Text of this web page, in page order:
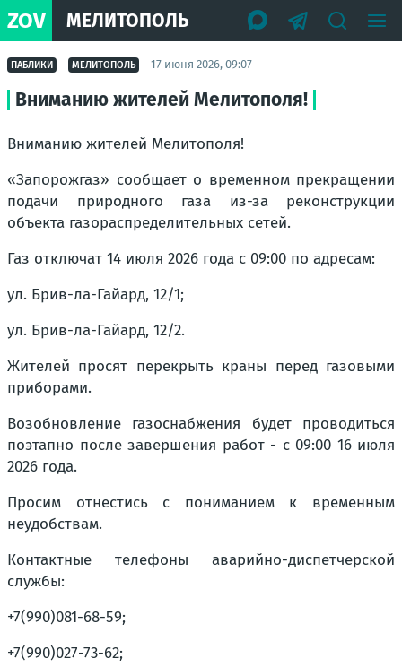
ZOV МЕЛИТОПОЛЬ
ПАБЛИКИ МЕЛИТОПОЛЬ 17 июня 2026, 09:07
Вниманию жителей Мелитополя!
Вниманию жителей Мелитополя!
«Запорожгаз» сообщает о временном прекращении
подачи природного газа из-за реконструкции
объекта газораспределительных сетей.
Газ отключат 14 июля 2026 года с 09:00 по адресам:
ул. Брив-ла-Гайард, 12/1;
ул. Брив-ла-Гайард, 12/2.
Жителей просят перекрыть краны перед газовыми
приборами.
Возобновление газоснабжения будет проводиться
поэтапно после завершения работ - с 09:00 16 июля
2026 года.
Просим отнестись с пониманием к временным
неудобствам.
Контактные телефоны аварийно-диспетчерской
службы:
+7(990)081-68-59;
+7(990)027-73-62;